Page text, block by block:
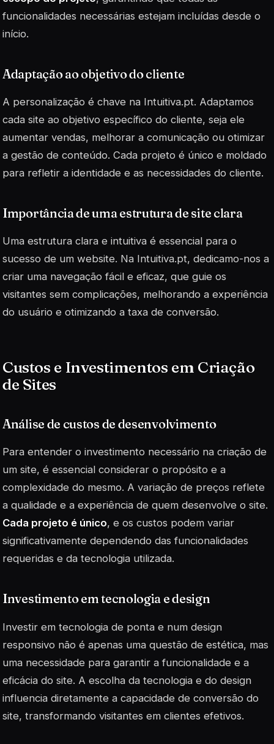
funcionalidades necessárias estejam incluídas desde o
início.
Adaptação ao objetivo do cliente
A personalização é chave na Intuitiva.pt. Adaptamos
cada site ao objetivo específico do cliente, seja ele
aumentar vendas, melhorar a comunicação ou otimizar
a gestão de conteúdo. Cada projeto é único e moldado
para refletir a identidade e as necessidades do cliente.
Importância de uma estrutura de site clara
Uma estrutura clara e intuitiva é essencial para o
sucesso de um website. Na Intuitiva.pt, dedicamo-nos a
criar uma navegação fácil e eficaz, que guie os
visitantes sem complicações, melhorando a experiência
do usuário e otimizando a taxa de conversão.
Custos e Investimentos em Criação
de Sites
Análise de custos de desenvolvimento
Para entender o investimento necessário na criação de
um site, é essencial considerar o propósito e a
complexidade do mesmo. A variação de preços reflete
a qualidade e a experiência de quem desenvolve o site.
Cada projeto é único, e os custos podem variar
significativamente dependendo das funcionalidades
requeridas e da tecnologia utilizada.
Investimento em tecnologia e design
Investir em tecnologia de ponta e num design
responsivo não é apenas uma questão de estética, mas
uma necessidade para garantir a funcionalidade e a
eficácia do site. A escolha da tecnologia e do design
influencia diretamente a capacidade de conversão do
site, transformando visitantes em clientes efetivos.